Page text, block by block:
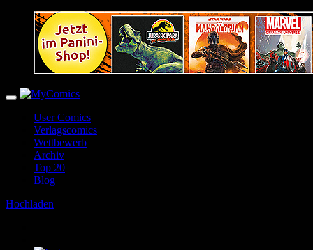
User Comics
Verlagscomics
Wettbewerb
Archiv
Top 20
Blog
Hochladen